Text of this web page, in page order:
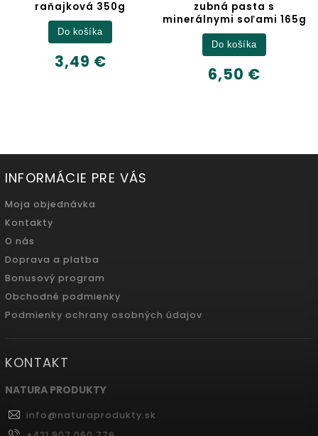
raňajková 350g
3,49 €
Do košíka
zubná pasta s
minerálnymi soľami 165g
6,50 €
Do košíka
INFORMÁCIE PRE VÁS
Moja objednávka
Kontakty
O nás
Doprava a platba
Bonusový program
Obchodné podmienky
Podmienky ochrany osobných údajov
KONTAKT
NATURA PRODUKTY
info@naturaprodukty.sk